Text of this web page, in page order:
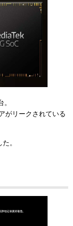
がリークされている
。